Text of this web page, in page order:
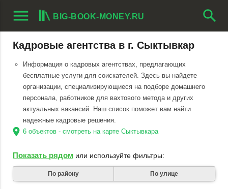
menu BIG-BOOK-MONEY.RU search
Кадровые агентства в г. Сыктывкар
Информация о кадровых агентствах, предлагающих
бесплатные услуги для соискателей. Здесь вы найдете
организации, специализирующиеся на подборе домашнего
персонала, работников для вахтового метода и других
актуальных вакансий. Наш список поможет вам найти
надежные кадровые решения.
location_on 6 объектов - смотреть на карте Сыктывкара
Показать рядом или используйте фильтры:
По району По улице